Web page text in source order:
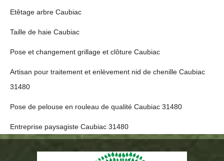
Etêtage arbre Caubiac
Taille de haie Caubiac
Pose et changement grillage et clôture Caubiac
Artisan pour traitement et enlèvement nid de chenille Caubiac
31480
Pose de pelouse en rouleau de qualité Caubiac 31480
Entreprise paysagiste Caubiac 31480